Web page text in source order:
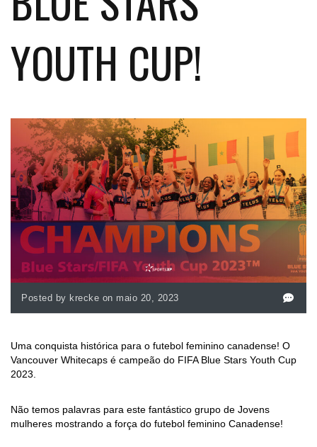
YOUTH CUP!
Posted by krecke on maio 20, 2023
Uma conquista histórica para o futebol feminino canadense! O
Vancouver Whitecaps é campeão do FIFA Blue Stars Youth Cup
2023.
Não temos palavras para este fantástico grupo de Jovens
mulheres mostrando a força do futebol feminino Canadense!